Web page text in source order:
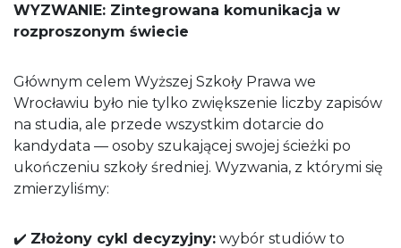
WYZWANIE: Zintegrowana komunikacja w
rozproszonym świecie
Głównym celem Wyższej Szkoły Prawa we
Wrocławiu było nie tylko zwiększenie liczby zapisów
na studia, ale przede wszystkim dotarcie do
kandydata — osoby szukającej swojej ścieżki po
ukończeniu szkoły średniej. Wyzwania, z którymi się
zmierzyliśmy:
✔️ Złożony cykl decyzyjny: wybór studiów to